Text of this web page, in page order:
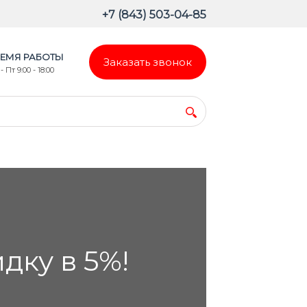
+7 (843) 503-04-85
РАБОТЫ
Пт 9:00 - 18:00
Заказать звонок
в 5%!